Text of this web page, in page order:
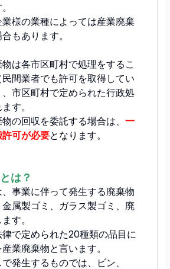
様の業種によっては産業廃棄
もあります。
は各市区町村で処理をするこ
間業者でも許可を取得してい
市区町村で定められた行政処
す。
の回収を委託する場合は、 一
可が必要となります。
は？
事業に伴って発生する廃棄物
属製ゴミ、ガラス製ゴミ、廃
す。
で定められた20種類の品目に
業廃棄物と言います。
発生するものでは、ビン、